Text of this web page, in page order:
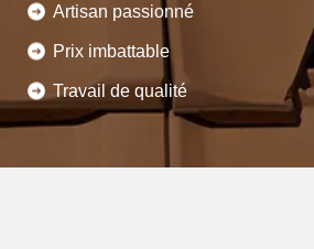
Artisan passionné
Prix imbattable
Travail de qualité